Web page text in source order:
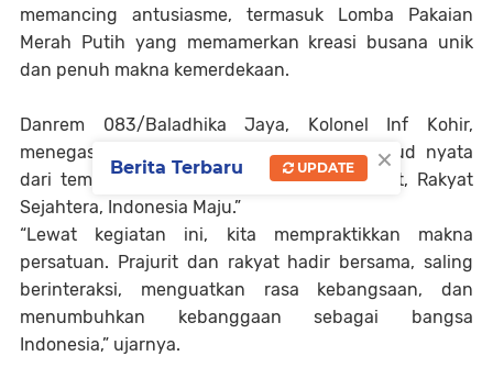
memancing antusiasme, termasuk Lomba Pakaian
Merah Putih yang memamerkan kreasi busana unik
dan penuh makna kemerdekaan.
Danrem 083/Baladhika Jaya, Kolonel Inf Kohir,
menegaskan bahwa gebyar ini adalah wujud nyata
dari tema HUT ke-80 RI, “Bersatu, Berdaulat, Rakyat
Sejahtera, Indonesia Maju.”
“Lewat kegiatan ini, kita mempraktikkan makna
persatuan. Prajurit dan rakyat hadir bersama, saling
berinteraksi, menguatkan rasa kebangsaan, dan
menumbuhkan kebanggaan sebagai bangsa
Indonesia,” ujarnya.
×
Berita Terbaru UPDATE